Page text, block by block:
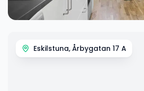
Eskilstuna, Årbygatan 17 A